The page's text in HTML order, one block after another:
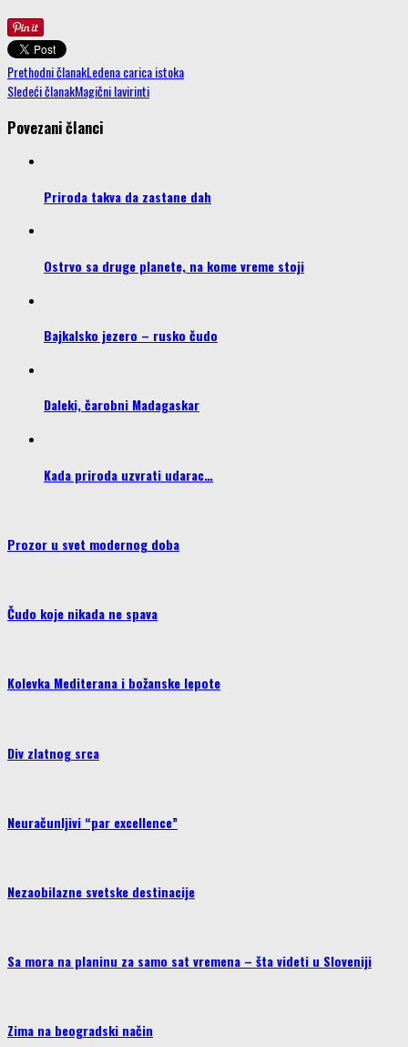
Prethodni članakLedena carica istoka
Sledeći članakMagični lavirinti
Povezani članci
Priroda takva da zastane dah
Ostrvo sa druge planete, na kome vreme stoji
Bajkalsko jezero – rusko čudo
Daleki, čarobni Madagaskar
Kada priroda uzvrati udarac…
Prozor u svet modernog doba
Čudo koje nikada ne spava
Kolevka Mediterana i božanske lepote
Div zlatnog srca
Neuračunljivi “par excellence”
Nezaobilazne svetske destinacije
Sa mora na planinu za samo sat vremena – šta videti u Sloveniji
Zima na beogradski način